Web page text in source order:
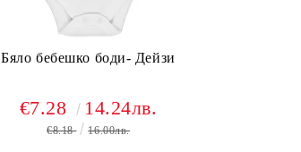
Бяло бебешко боди- Дейзи
€7.28 14.24лв.
€8.18 16.00лв.